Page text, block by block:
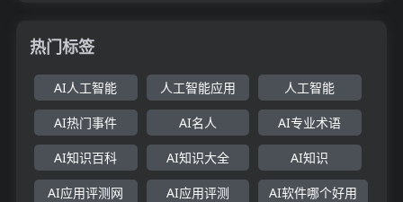
热门标签
AI人工智能 人工智能应用 人工智能
AI热门事件 AI名人 AI专业术语
AI知识百科 AI知识大全 AI知识
AI应用评测网 AI应用评测 AI软件哪个好用